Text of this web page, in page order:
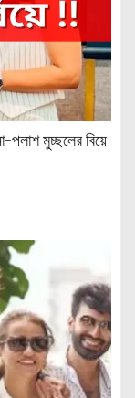
পলাশ মুচ্ছলের বিয়ে